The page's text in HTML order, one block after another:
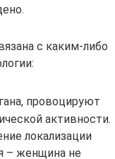
с каким-либо
провоцируют
активности.
локализации
– женщина не